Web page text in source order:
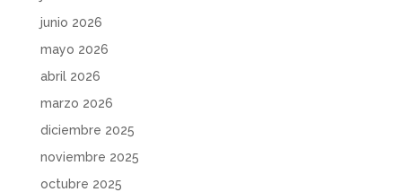
junio 2026
mayo 2026
abril 2026
marzo 2026
diciembre 2025
noviembre 2025
octubre 2025